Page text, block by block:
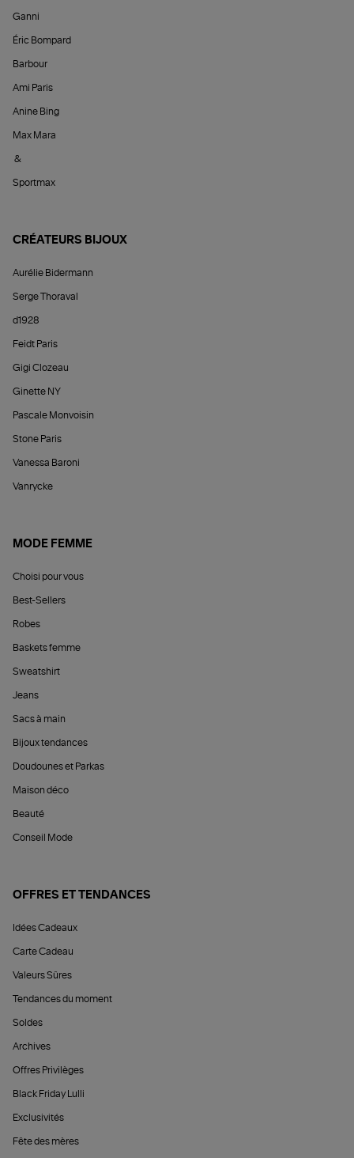
Ganni
Éric Bompard
Barbour
Ami Paris
Anine Bing
Max Mara
&
Sportmax
CRÉATEURS BIJOUX
Aurélie Bidermann
Serge Thoraval
d1928
Feidt Paris
Gigi Clozeau
Ginette NY
Pascale Monvoisin
Stone Paris
Vanessa Baroni
Vanrycke
MODE FEMME
Choisi pour vous
Best-Sellers
Robes
Baskets femme
Sweatshirt
Jeans
Sacs à main
Bijoux tendances
Doudounes et Parkas
Maison déco
Beauté
Conseil Mode
OFFRES ET TENDANCES
Idées Cadeaux
Carte Cadeau
Valeurs Sûres
Tendances du moment
Soldes
Archives
Offres Privilèges
Black Friday Lulli
Exclusivités
Fête des mères